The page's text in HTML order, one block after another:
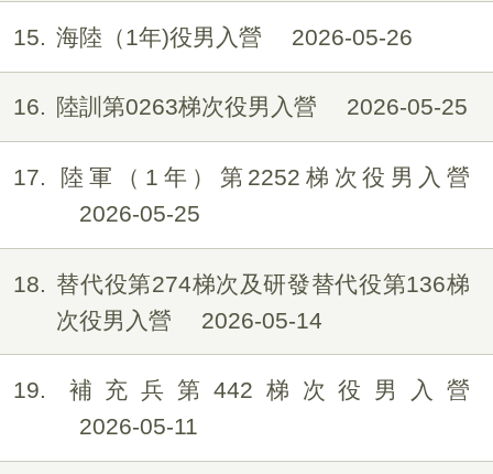
15 海陸（1年)役男入營 2026-05-26
16 陸訓第0263梯次役男入營 2026-05-25
17
陸軍（1年）第2252梯次役男入營
2026-05-25
18
替代役第274梯次及研發替代役第136梯
次役男入營
2026-05-14
19
補充兵第442梯次役男入營
2026-05-11